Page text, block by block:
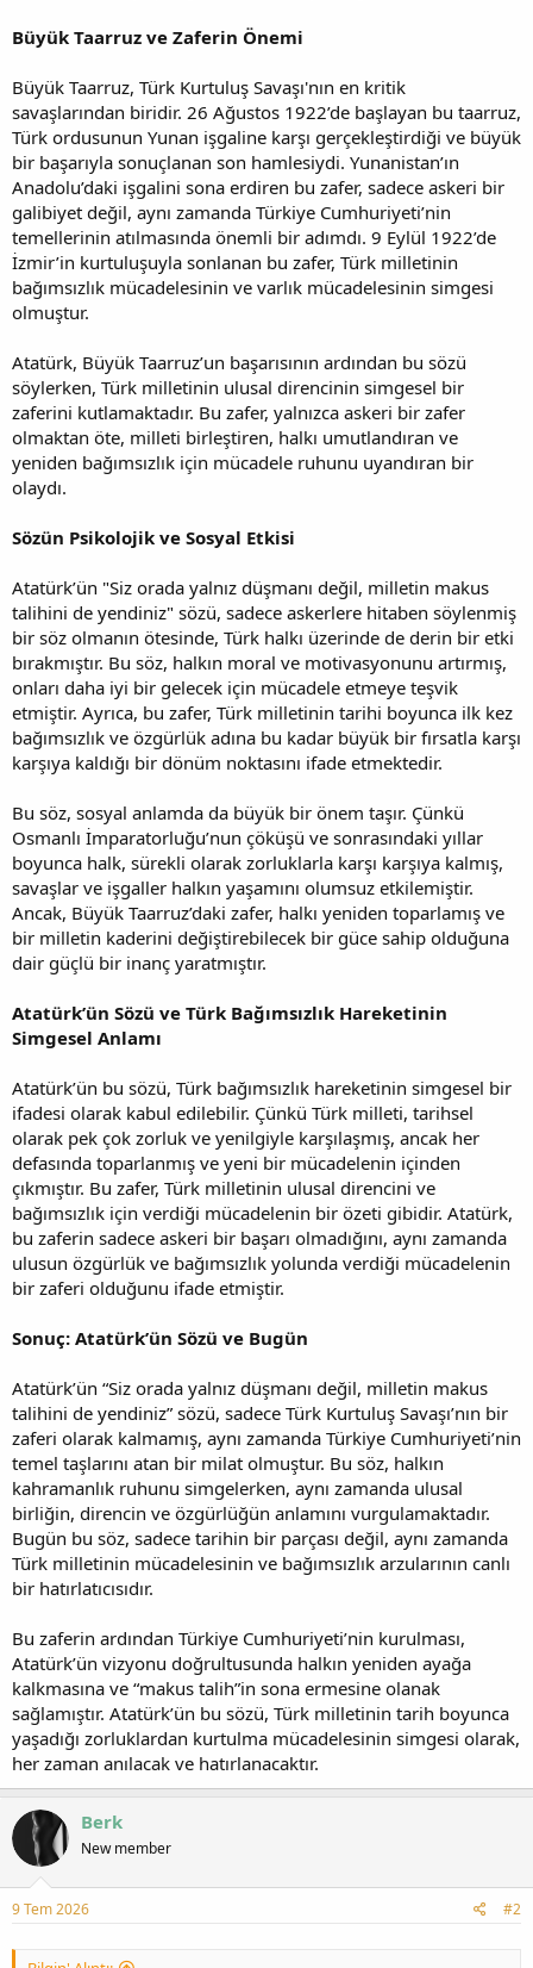
Büyük Taarruz ve Zaferin Önemi
Büyük Taarruz, Türk Kurtuluş Savaşı'nın en kritik
savaşlarından biridir. 26 Ağustos 1922’de başlayan bu taarruz,
Türk ordusunun Yunan işgaline karşı gerçekleştirdiği ve büyük
bir başarıyla sonuçlanan son hamlesiydi. Yunanistan’ın
Anadolu’daki işgalini sona erdiren bu zafer, sadece askeri bir
galibiyet değil, aynı zamanda Türkiye Cumhuriyeti’nin
temellerinin atılmasında önemli bir adımdı. 9 Eylül 1922’de
İzmir’in kurtuluşuyla sonlanan bu zafer, Türk milletinin
bağımsızlık mücadelesinin ve varlık mücadelesinin simgesi
olmuştur.
Atatürk, Büyük Taarruz’un başarısının ardından bu sözü
söylerken, Türk milletinin ulusal direncinin simgesel bir
zaferini kutlamaktadır. Bu zafer, yalnızca askeri bir zafer
olmaktan öte, milleti birleştiren, halkı umutlandıran ve
yeniden bağımsızlık için mücadele ruhunu uyandıran bir
olaydı.
Sözün Psikolojik ve Sosyal Etkisi
Atatürk’ün "Siz orada yalnız düşmanı değil, milletin makus
talihini de yendiniz" sözü, sadece askerlere hitaben söylenmiş
bir söz olmanın ötesinde, Türk halkı üzerinde de derin bir etki
bırakmıştır. Bu söz, halkın moral ve motivasyonunu artırmış,
onları daha iyi bir gelecek için mücadele etmeye teşvik
etmiştir. Ayrıca, bu zafer, Türk milletinin tarihi boyunca ilk kez
bağımsızlık ve özgürlük adına bu kadar büyük bir fırsatla karşı
karşıya kaldığı bir dönüm noktasını ifade etmektedir.
Bu söz, sosyal anlamda da büyük bir önem taşır. Çünkü
Osmanlı İmparatorluğu’nun çöküşü ve sonrasındaki yıllar
boyunca halk, sürekli olarak zorluklarla karşı karşıya kalmış,
savaşlar ve işgaller halkın yaşamını olumsuz etkilemiştir.
Ancak, Büyük Taarruz’daki zafer, halkı yeniden toparlamış ve
bir milletin kaderini değiştirebilecek bir güce sahip olduğuna
dair güçlü bir inanç yaratmıştır.
Atatürk’ün Sözü ve Türk Bağımsızlık Hareketinin
Simgesel Anlamı
Atatürk’ün bu sözü, Türk bağımsızlık hareketinin simgesel bir
ifadesi olarak kabul edilebilir. Çünkü Türk milleti, tarihsel
olarak pek çok zorluk ve yenilgiyle karşılaşmış, ancak her
defasında toparlanmış ve yeni bir mücadelenin içinden
çıkmıştır. Bu zafer, Türk milletinin ulusal direncini ve
bağımsızlık için verdiği mücadelenin bir özeti gibidir. Atatürk,
bu zaferin sadece askeri bir başarı olmadığını, aynı zamanda
ulusun özgürlük ve bağımsızlık yolunda verdiği mücadelenin
bir zaferi olduğunu ifade etmiştir.
Sonuç: Atatürk’ün Sözü ve Bugün
Atatürk’ün “Siz orada yalnız düşmanı değil, milletin makus
talihini de yendiniz” sözü, sadece Türk Kurtuluş Savaşı’nın bir
zaferi olarak kalmamış, aynı zamanda Türkiye Cumhuriyeti’nin
temel taşlarını atan bir milat olmuştur. Bu söz, halkın
kahramanlık ruhunu simgelerken, aynı zamanda ulusal
birliğin, direncin ve özgürlüğün anlamını vurgulamaktadır.
Bugün bu söz, sadece tarihin bir parçası değil, aynı zamanda
Türk milletinin mücadelesinin ve bağımsızlık arzularının canlı
bir hatırlatıcısıdır.
Bu zaferin ardından Türkiye Cumhuriyeti’nin kurulması,
Atatürk’ün vizyonu doğrultusunda halkın yeniden ayağa
kalkmasına ve “makus talih”in sona ermesine olanak
sağlamıştır. Atatürk’ün bu sözü, Türk milletinin tarih boyunca
yaşadığı zorluklardan kurtulma mücadelesinin simgesi olarak,
her zaman anılacak ve hatırlanacaktır.
Berk
New member
9 Tem 2026 #2